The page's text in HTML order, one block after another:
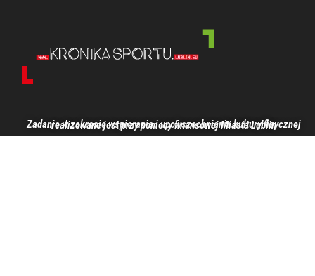
Zadanie w zakresie wspierania i upowszechniania kultury fizycznej realizowane jest przy pomocy finansowej Miasta Lublin